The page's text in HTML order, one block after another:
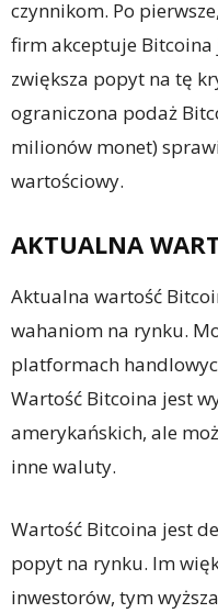
czynnikom. Po
firm akceptuje Bitcoina
zwiększa popyt na tę
ograniczona podaż
milionów monet)
wartościowy.
AKTUALNA
Aktualna wartość
wahaniom na rynku.
platformach
Wartość Bitcoina jest
amerykańskich, ale
inne waluty.
Wartość Bitcoina jest
popyt na rynku. Im
inwestorów, tym